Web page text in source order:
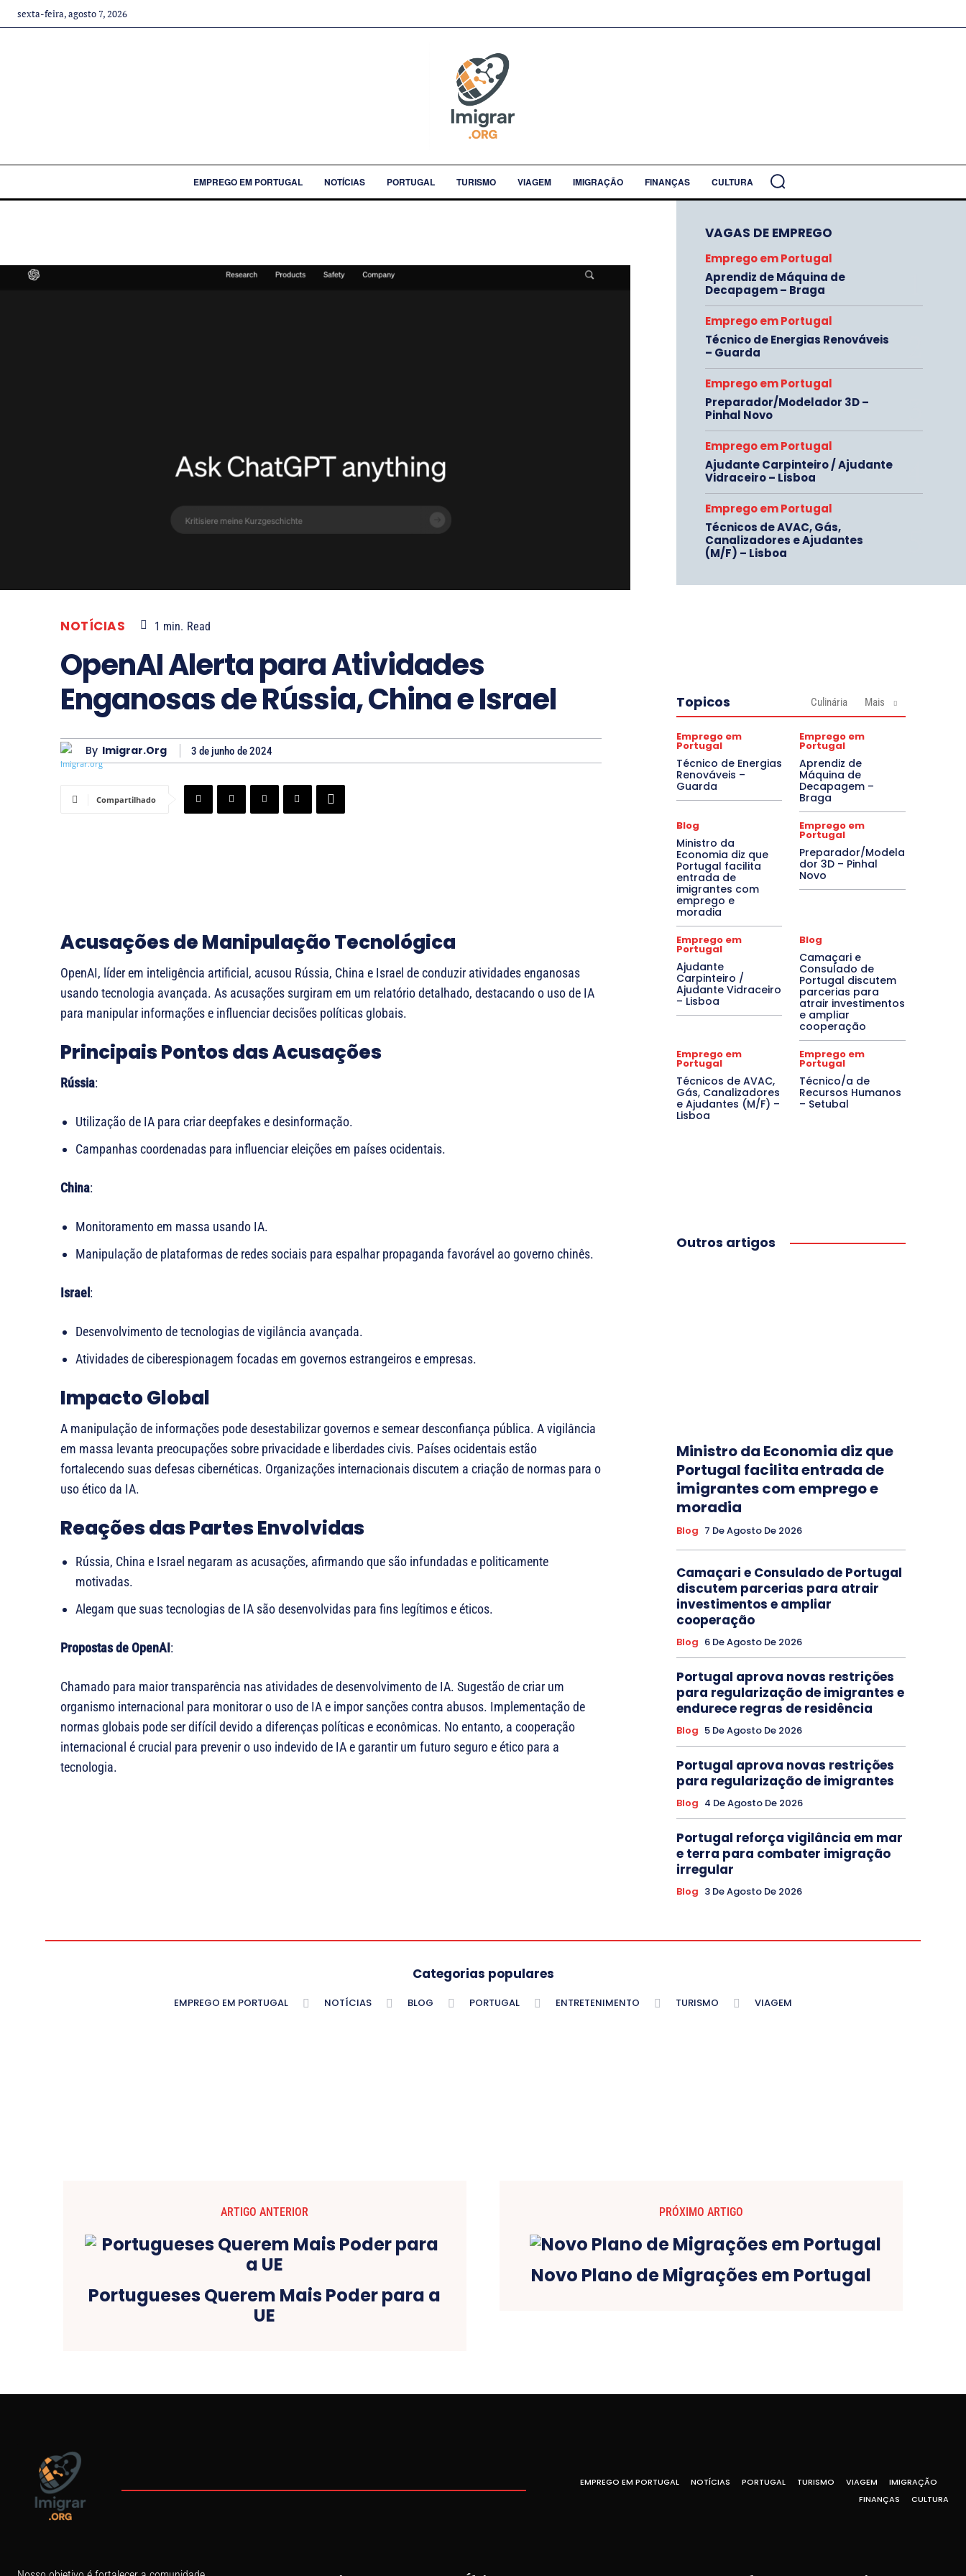
sexta-feira, agosto 7, 2026
EMPREGO EM PORTUGAL NOTÍCIAS PORTUGAL TURISMO VIAGEM IMIGRAÇÃO FINANÇAS CULTURA
NOTÍCIAS 1 min. Read
OpenAI Alerta para Atividades
Enganosas de Rússia, China e Israel
By Imigrar.org 3 de junho de 2024
Compartilhado
Acusações de Manipulação Tecnológica
OpenAI, líder em inteligência artificial, acusou Rússia, China e Israel de conduzir atividades enganosas
usando tecnologia avançada. As acusações surgiram em um relatório detalhado, destacando o uso de IA
para manipular informações e influenciar decisões políticas globais.
Principais Pontos das Acusações
Rússia:
Utilização de IA para criar deepfakes e desinformação.
Campanhas coordenadas para influenciar eleições em países ocidentais.
China:
Monitoramento em massa usando IA.
Manipulação de plataformas de redes sociais para espalhar propaganda favorável ao governo chinês.
Israel:
Desenvolvimento de tecnologias de vigilância avançada.
Atividades de ciberespionagem focadas em governos estrangeiros e empresas.
Impacto Global
A manipulação de informações pode desestabilizar governos e semear desconfiança pública. A vigilância
em massa levanta preocupações sobre privacidade e liberdades civis. Países ocidentais estão
fortalecendo suas defesas cibernéticas. Organizações internacionais discutem a criação de normas para o
uso ético da IA.
Reações das Partes Envolvidas
Rússia, China e Israel negaram as acusações, afirmando que são infundadas e politicamente
motivadas.
Alegam que suas tecnologias de IA são desenvolvidas para fins legítimos e éticos.
Propostas de OpenAI:
Chamado para maior transparência nas atividades de desenvolvimento de IA. Sugestão de criar um
organismo internacional para monitorar o uso de IA e impor sanções contra abusos. Implementação de
normas globais pode ser difícil devido a diferenças políticas e econômicas. No entanto, a cooperação
internacional é crucial para prevenir o uso indevido de IA e garantir um futuro seguro e ético para a
tecnologia.
VAGAS DE EMPREGO
Emprego em Portugal
Aprendiz de Máquina de
Decapagem – Braga
Emprego em Portugal
Técnico de Energias Renováveis
– Guarda
Emprego em Portugal
Preparador/Modelador 3D –
Pinhal Novo
Emprego em Portugal
Ajudante Carpinteiro / Ajudante
Vidraceiro – Lisboa
Emprego em Portugal
Técnicos de AVAC, Gás,
Canalizadores e Ajudantes
(M/F) – Lisboa
Topicos Culinária Mais
Emprego em
Portugal
Técnico de Energias
Renováveis –
Guarda
Emprego em
Portugal
Aprendiz de
Máquina de
Decapagem –
Braga
Blog
Ministro da
Economia diz que
Portugal facilita
entrada de
imigrantes com
emprego e
moradia
Emprego em
Portugal
Preparador/Modela
dor 3D – Pinhal
Novo
Emprego em
Portugal
Ajudante
Carpinteiro /
Ajudante Vidraceiro
– Lisboa
Blog
Camaçari e
Consulado de
Portugal discutem
parcerias para
atrair investimentos
e ampliar
cooperação
Emprego em
Portugal
Técnicos de AVAC,
Gás, Canalizadores
e Ajudantes (M/F) –
Lisboa
Emprego em
Portugal
Técnico/a de
Recursos Humanos
– Setubal
Outros artigos
Ministro da Economia diz que
Portugal facilita entrada de
imigrantes com emprego e
moradia
Blog 7 De Agosto De 2026
Camaçari e Consulado de Portugal
discutem parcerias para atrair
investimentos e ampliar
cooperação
Blog 6 De Agosto De 2026
Portugal aprova novas restrições
para regularização de imigrantes e
endurece regras de residência
Blog 5 De Agosto De 2026
Portugal aprova novas restrições
para regularização de imigrantes
Blog 4 De Agosto De 2026
Portugal reforça vigilância em mar
e terra para combater imigração
irregular
Blog 3 De Agosto De 2026
Categorias populares
EMPREGO EM PORTUGAL NOTÍCIAS BLOG PORTUGAL ENTRETENIMENTO TURISMO VIAGEM
ARTIGO ANTERIOR
Portugueses Querem Mais Poder para a
UE
PRÓXIMO ARTIGO
Novo Plano de Migrações em Portugal
EMPREGO EM PORTUGAL NOTÍCIAS PORTUGAL TURISMO VIAGEM
IMIGRAÇÃO
FINANÇAS
CULTURA